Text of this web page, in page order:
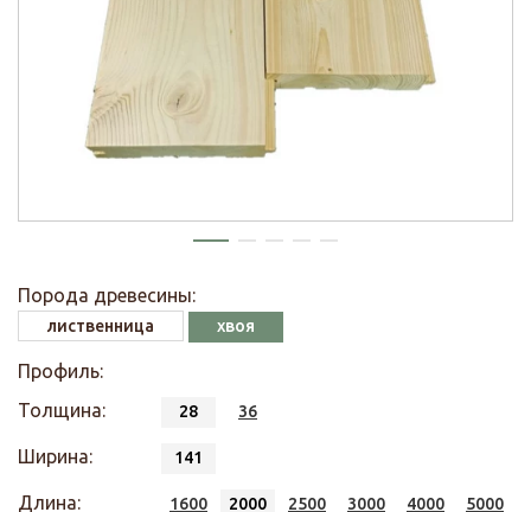
Порода древесины:
лиственница хвоя
Профиль:
Толщина:
28 36
Ширина: 141
Длина: 1600 2000 2500 3000 4000
5000